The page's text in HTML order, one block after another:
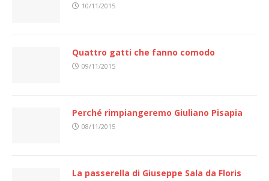
10/11/2015
Quattro gatti che fanno comodo
09/11/2015
Perché rimpiangeremo Giuliano Pisapia
08/11/2015
La passerella di Giuseppe Sala da Floris